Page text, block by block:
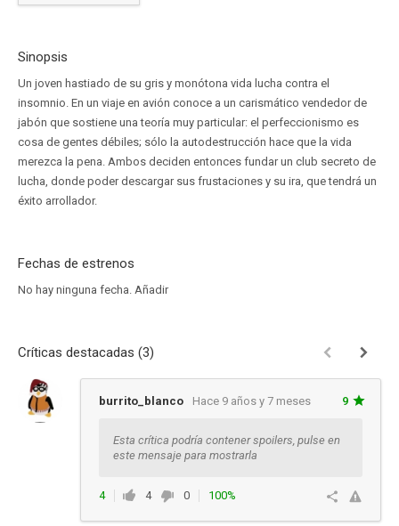
Sinopsis
Un joven hastiado de su gris y monótona vida lucha contra el
insomnio. En un viaje en avión conoce a un carismático vendedor de
jabón que sostiene una teoría muy particular: el perfeccionismo es
cosa de gentes débiles; sólo la autodestrucción hace que la vida
merezca la pena. Ambos deciden entonces fundar un club secreto de
lucha, donde poder descargar sus frustaciones y su ira, que tendrá un
éxito arrollador.
Fechas de estrenos
No hay ninguna fecha. Añadir
Críticas destacadas (3)
burrito_blanco Hace 9 años y 7 meses 9
Esta crítica podría contener spoilers, pulse en
este mensaje para mostrarla
4 4 0
100%